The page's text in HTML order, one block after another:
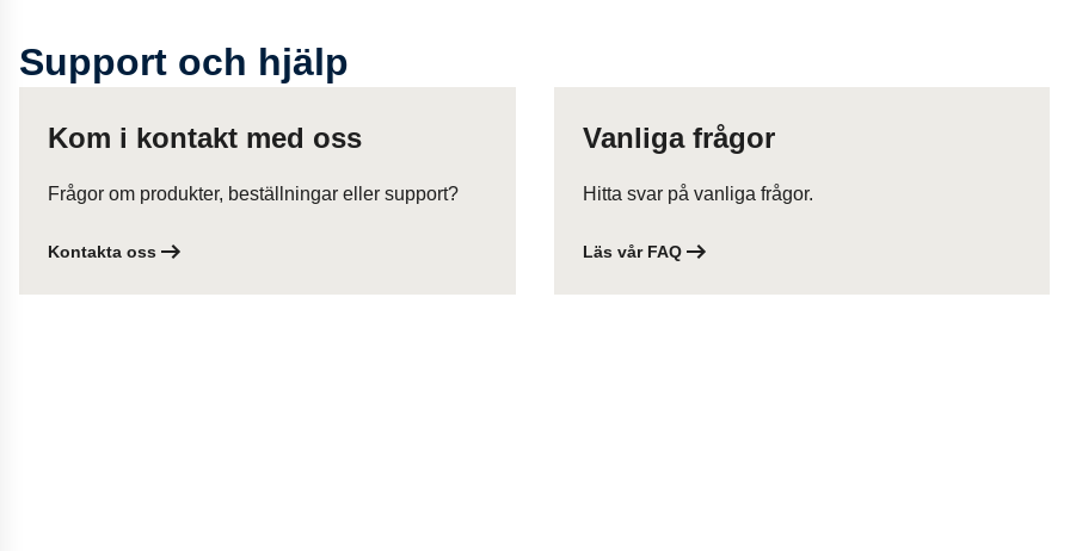
Support och hjälp
Kom i kontakt med oss
Frågor om produkter, beställningar eller support?
Kontakta oss
Vanliga frågor
Hitta svar på vanliga frågor.
Läs vår FAQ